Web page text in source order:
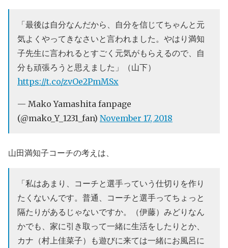
「最後は自分なんだから、自分を信じてちゃんと元
気よくやってきなさいと言われました。やはり満知
子先生に言われるとすごく元気がもらえるので、自
分も頑張ろうと思えました」（山下）
https://t.co/zvOe2PmMSx
— Mako Yamashita fanpage
(@mako_Y_1231_fan) November 17, 2018
山田満知子コーチの考えは、
「私はあまり、コーチと選手っていう仕切りを作り
たくないんです。普通、コーチと選手ってちょっと
隔たりがあるじゃないですか。（伊藤）みどりなん
かでも、家に引き取って一緒に生活をしたりとか、
カナ（村上佳菜子）も遊びに来ては一緒にお風呂に